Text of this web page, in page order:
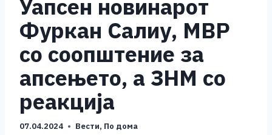
Уапсен новинарот
Фуркан Салиу, МВР
со соопштение за
апсењето, а ЗНМ со
реакција
07.04.2024 Вести, По дома